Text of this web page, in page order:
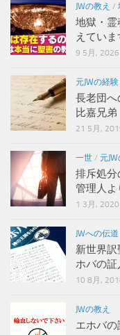
JWの教え /
地獄・
えてい
9 5月, 2026
元JWの経験
長老団
比嘉兄
21 5月,
一世 / 元
排斥処分
管理人よ
1 3月, 2020
JWへの伝道
新世界
ホバの証
10 8月,
JWの教え
エホバ